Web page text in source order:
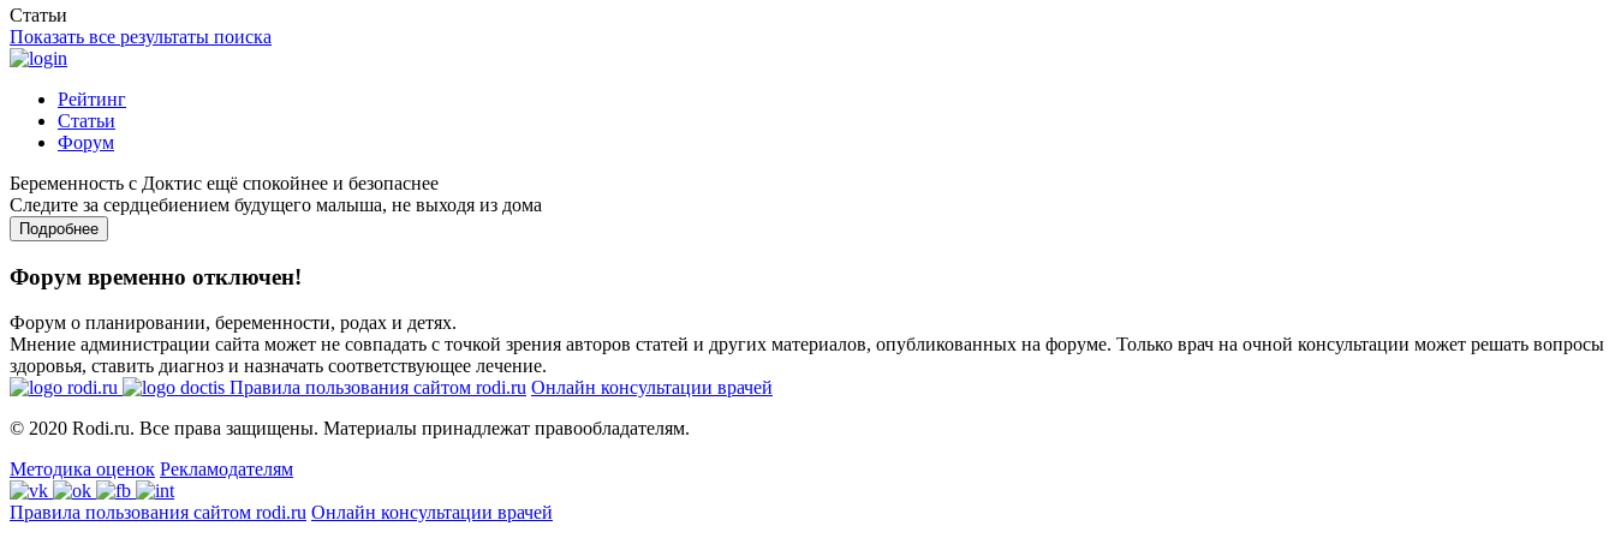
Статьи
Показать все результаты поиска
Рейтинг
Статьи
Форум
Беременность с Доктис ещё спокойнее и безопаснее
Следите за сердцебиением будущего малыша, не выходя из дома
Подробнее
Форум временно отключен!
Форум о планировании, беременности, родах и детях.
Мнение администрации сайта может не совпадать с точкой зрения авторов статей и других материалов, опубликованных на форуме. Только врач на очной консультации может решать вопросы
здоровья, ставить диагноз и назначать соответствующее лечение.
Правила пользования сайтом rodi.ru Онлайн консультации врачей
© 2020 Rodi.ru. Все права защищены. Материалы принадлежат правообладателям.
Методика оценок Рекламодателям
Правила пользования сайтом rodi.ru Онлайн консультации врачей